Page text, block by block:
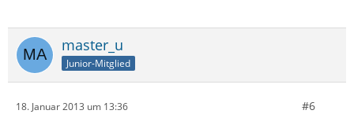
master_u
Junior-Mitglied
18. Januar 2013 um 13:36 #6